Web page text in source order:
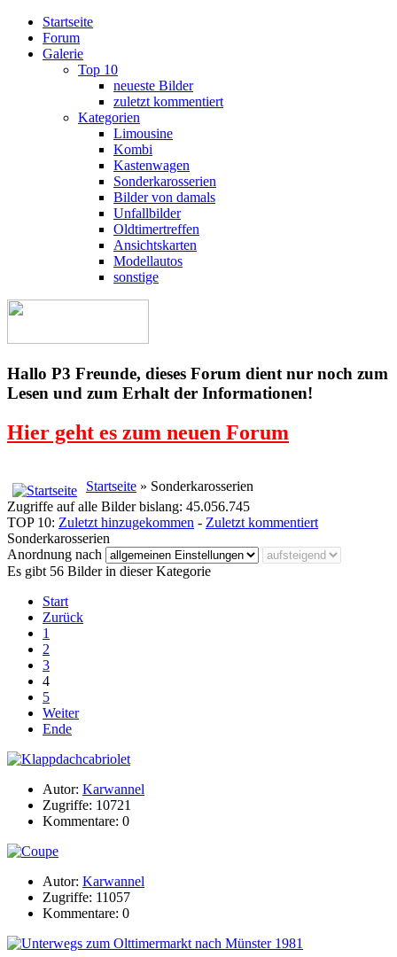
Startseite
Forum
Galerie
Top 10
neueste Bilder
zuletzt kommentiert
Kategorien
Limousine
Kombi
Kastenwagen
Sonderkarosserien
Bilder von damals
Unfallbilder
Oldtimertreffen
Ansichtskarten
Modellautos
sonstige
Hallo P3 Freunde, dieses Forum dient nur noch zum
Lesen und zum Erhalt der Informationen!
Hier geht es zum neuen Forum
Startseite » Sonderkarosserien
Zugriffe auf alle Bilder bislang: 45.056.745
TOP 10: Zuletzt hinzugekommen - Zuletzt kommentiert
Sonderkarosserien
Anordnung nach
Es gibt 56 Bilder in dieser Kategorie
Start
Zurück
1
2
3
4
5
Weiter
Ende
Autor: Karwannel
Zugriffe: 10721
Kommentare: 0
Autor: Karwannel
Zugriffe: 11057
Kommentare: 0